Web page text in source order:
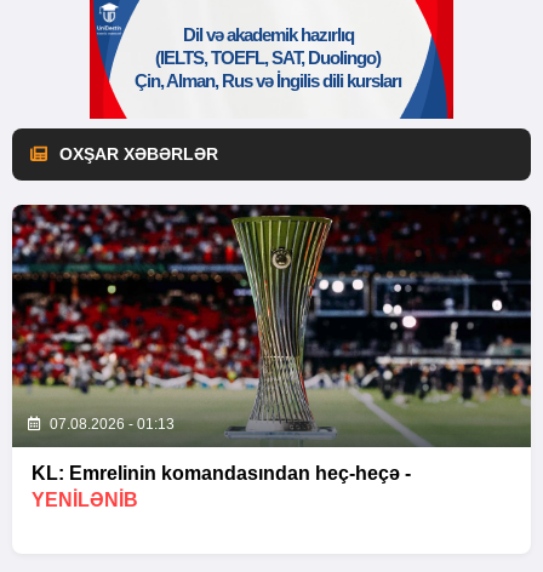
OXŞAR XƏBƏRLƏR
07.08.2026 - 01:13
KL: Emrelinin komandasından heç-heçə -
YENİLƏNİB